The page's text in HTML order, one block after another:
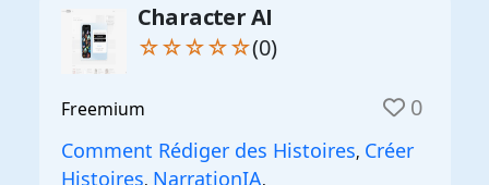
Character AI
☆☆☆☆☆(0)
Freemium 0
Comment Rédiger des Histoires, Créer
Histoires, NarrationIA,